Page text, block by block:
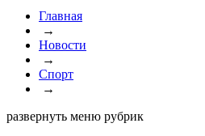
Главная
→
Новости
→
Спорт
→
развернуть меню рубрик